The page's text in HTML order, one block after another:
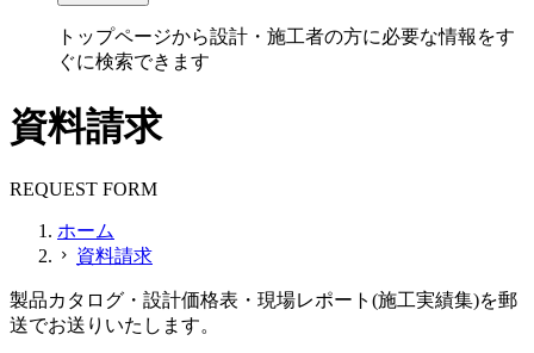
トップページから設計・施工者の方に必要な情報をす
ぐに検索できます
資料請求
REQUEST FORM
ホーム
chevron_right 資料請求
製品カタログ・設計価格表・現場レポート(施工実績集)を郵
送でお送りいたします。